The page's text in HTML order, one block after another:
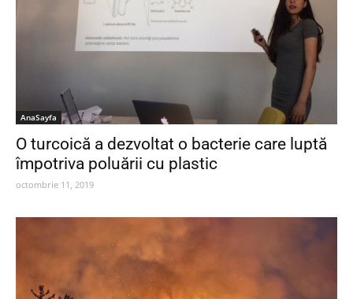
AnaSayfa
O turcoică a dezvoltat o bacterie care luptă
împotriva poluării cu plastic
octombrie 11, 2019